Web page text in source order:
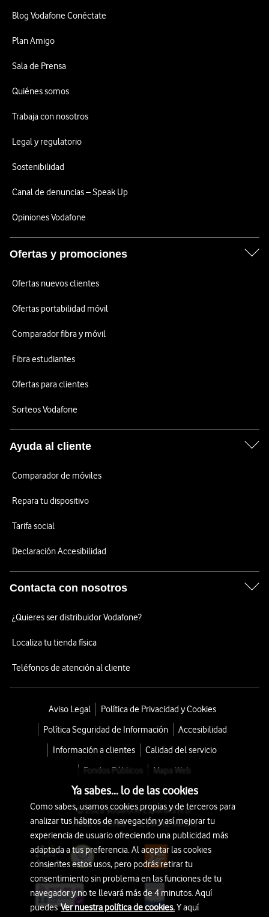
Blog Vodafone Conéctate
Plan Amigo
Sala de Prensa
Quiénes somos
Trabaja con nosotros
Legal y regulatorio
Sostenibilidad
Canal de denuncias – Speak Up
Opiniones Vodafone
Ofertas y promociones
Ofertas nuevos clientes
Ofertas portabilidad móvil
Comparador fibra y móvil
Fibra estudiantes
Ofertas para clientes
Sorteos Vodafone
Ayuda al cliente
Comparador de móviles
Repara tu dispositivo
Tarifa social
Declaración Accesibilidad
Contacta con nosotros
¿Quieres ser distribuidor Vodafone?
Localiza tu tienda física
Teléfonos de atención al cliente
Aviso Legal
Política de Privacidad y Cookies
Política Seguridad de Información
Accesibilidad
Información a clientes
Calidad del servicio
Fondos Públicos
Mapa Web
© 2026 Vodafone España S.A.U.
Avda. América 115, 28042 Madrid
Ya sabes... lo de las cookies
Como sabes, usamos cookies propias y de terceros para
analizar tus hábitos de navegación y así mejorar tu
experiencia de usuario ofreciendo una publicidad más
adaptada a tus preferencia. Al aceptar las cookies
consientes estos usos, pero podrás retirar tu
consentimiento sin problema en las funciones de tu
navegador y no te llevará más de 4 minutos. Aquí
puedesVer nuestra política de cookies.Y aquí